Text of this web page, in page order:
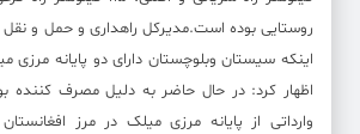
روستایی بوده است.مدیرکل راهداری و حمل و نقل
اینکه سیستان وبلوچستان دارای دو پایانه مرزی
اظهار کرد: در حال حاضر به دلیل مصرف کننده
وارداتی از پایانه مرزی میلک در مرز